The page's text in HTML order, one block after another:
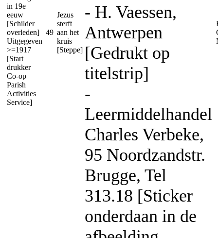
in 19e
eeuw
[Schilder
overleden]
Uitgegeven
>=1917
[Start
drukker
Co-op
Parish
Activities
Service]
49
Jezus
sterft
aan het
kruis
[Steppe]
- H. Vaessen,
Antwerpen
[Gedrukt op
titelstrip]
-
Leermiddelhandel
Charles Verbeke,
95 Noordzandstr.
Brugge, Tel
313.18 [Sticker
onderdaan in de